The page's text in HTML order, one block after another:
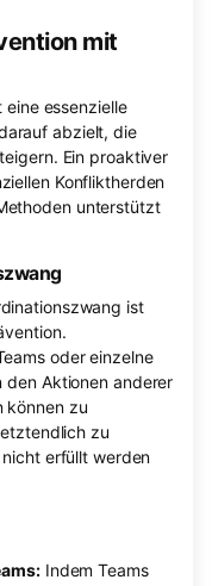
mit
essenzielle
abzielt, die
Ein proaktiver
Konfliktherden
unterstützt
ist
oder einzelne
den Aktionen anderer
können zu
zu
erfüllt werden
Indem Teams